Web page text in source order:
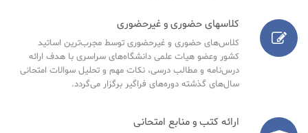
کلاسهای حضوری و غیرحضوری
کلاس‌های حضوری و غیرحضوری توسط مجرب‌ترین اساتید
کشور وعضو هیات علمی دانشگاه‌های سراسری با هدف ارائه
درس‌نامه‌ و مطالب درسی، نکات مهم و تحلیل سوالات امتحانی
سال‌های گذشته دوره‌های فراگیر برگزار می‌گردد.
ارائه کتب و منابع امتحانی